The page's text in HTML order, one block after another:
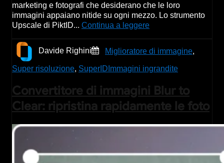
marketing e fotografi che desiderano che le loro
immagini appaiano nitide su ogni mezzo. Lo strumento
Upscale di PiktID... Continua a leggere
Davide Righini Miglioratore di immagine
Super risoluzione, SuperID Immagini ingrandite
Convertitore di immagini Blur to
Clear: ripristina rapidamente le foto